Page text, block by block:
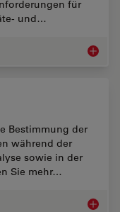
für
und…
Bestimmung der
während der
sowie in der
Sie mehr…